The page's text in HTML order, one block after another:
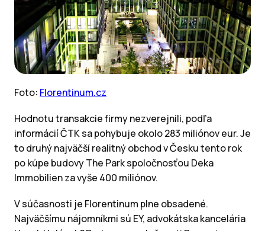
Foto: Florentinum.cz
Hodnotu transakcie firmy nezverejnili, podľa
informácií ČTK sa pohybuje okolo 283 miliónov eur. Je
to druhý najväčší realitný obchod v Česku tento rok
po kúpe budovy The Park spoločnosťou Deka
Immobilien za vyše 400 miliónov.
V súčasnosti je Florentinum plne obsadené.
Najväčšímu nájomníkmi sú EY, advokátska kancelária